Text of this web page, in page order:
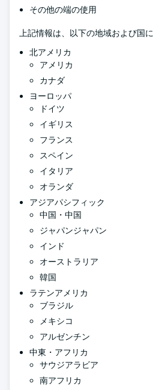
その他の端の使用
上記情報は、以下の地域および国
北アメリカ
アメリカ
カナダ
ヨーロッパ
ドイツ
イギリス
フランス
スペイン
イタリア
オランダ
アジアパシフィック
中国・中国
ジャパンジャパン
インド
オーストラリア
韓国
ラテンアメリカ
ブラジル
メキシコ
アルゼンチン
中東・アフリカ
サウジアラビア
南アフリカ